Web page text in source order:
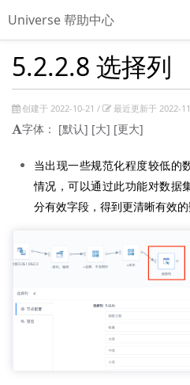
Universe 帮助中心
5.2.2.8 选择列
创建于 2022-10-21 / 最近更新于 2022-
字体： [默认] [大] [更大]
当出现一些规范化程度较低的
情况，可以通过此功能对数据
分有效字段，得到更清晰有效的